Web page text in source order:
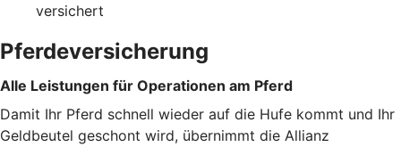
versichert
Pferdeversicherung
Alle Leistungen für Operationen am Pferd
Damit Ihr Pferd schnell wieder auf die Hufe kommt und Ihr
Geldbeutel geschont wird, übernimmt die Allianz